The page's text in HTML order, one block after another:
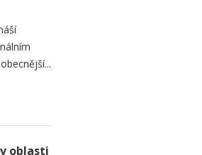
oblasti